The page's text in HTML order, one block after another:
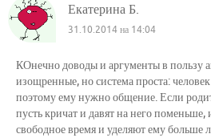
Екатерина Б.
31.10.2014 на 14:04
КОнечно доводы и аргументы в пользу
изощренные, но система проста:
поэтому ему нужно общение. Если
пусть кричат и давят на него поменьше,
свободное время и уделяют ему больше